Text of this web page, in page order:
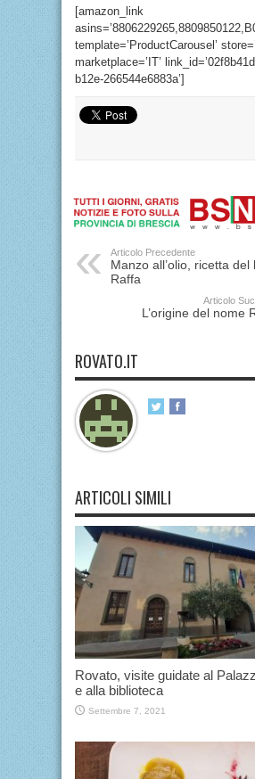
[amazon_link
template=’ProductCarousel’
marketplace=’IT’
b12e-266544e6883a’]
Articolo Precedente
Manzo all’olio, ricetta
Raffa
Articolo
L’origine del nome
ROVATO.IT
ARTICOLI SIMILI
Rovato, visite guidate al
e alla biblioteca
Settembre 7, 2021